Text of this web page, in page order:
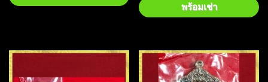
พร้อมเช่า